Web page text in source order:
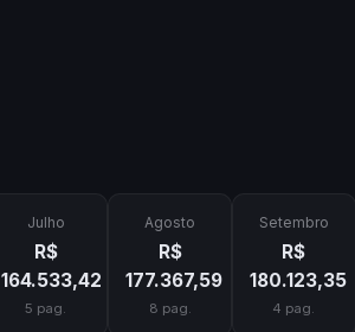
Julho
R$
164.533,42
5 pag.
Agosto
R$
177.367,59
8 pag.
Setembro
R$
180.123,35
4 pag.